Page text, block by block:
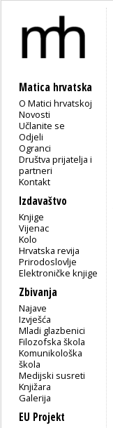
Matica hrvatska
O Matici hrvatskoj
Novosti
Učlanite se
Odjeli
Ogranci
Društva prijatelja i
partneri
Kontakt
Izdavaštvo
Knjige
Vijenac
Kolo
Hrvatska revija
Prirodoslovlje
Elektroničke knjige
Zbivanja
Najave
Izvješća
Mladi glazbenici
Filozofska škola
Komunikološka
škola
Medijski susreti
Knjižara
Galerija
EU Projekt